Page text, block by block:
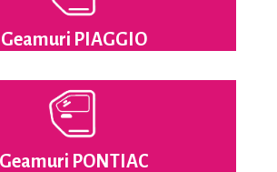
Geamuri PIAGGIO
Geamuri PONTIAC